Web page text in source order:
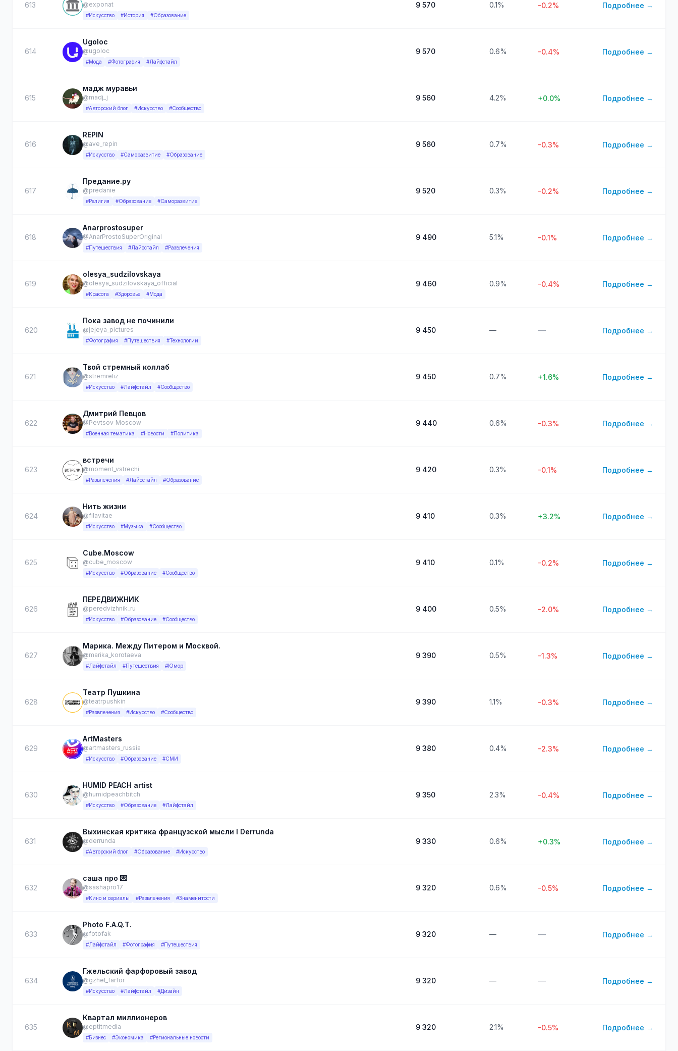
613 @exponat
#Искусство #История #Образование
9 570 0.1% -0.2% Подробнее →
614
Ugoloc
@ugoloc
#Мода #Фотография #Лайфстайл
9 570 0.6% -0.4% Подробнее →
615
мадж муравьи
@madj_j
#Авторский блог #Искусство #Сообщество
9 560 4.2% +0.0% Подробнее →
616
REPIN
@ave_repin
#Искусство #Саморазвитие #Образование
9 560 0.7% -0.3% Подробнее →
617
Предание.ру
@predanie
#Религия #Образование #Саморазвитие
9 520 0.3% -0.2% Подробнее →
618
Anarprostosuper
@AnarProstoSuperOriginal
#Путешествия #Лайфстайл #Развлечения
9 490 5.1% -0.1% Подробнее →
619
olesya_sudzilovskaya
@olesya_sudzilovskaya_official
#Красота #Здоровье #Мода
9 460 0.9% -0.4% Подробнее →
620
Пока завод не починили
@jejeya_pictures
#Фотография #Путешествия #Технологии
9 450 — — Подробнее →
621
Твой стремный коллаб
@stremreliz
#Искусство #Лайфстайл #Сообщество
9 450 0.7% +1.6% Подробнее →
622
Дмитрий Певцов
@Pevtsov_Moscow
#Военная тематика #Новости #Политика
9 440 0.6% -0.3% Подробнее →
623
встречи
@moment_vstrechi
#Развлечения #Лайфстайл #Образование
9 420 0.3% -0.1% Подробнее →
624
Нить жизни
@filavitae
#Искусство #Музыка #Сообщество
9 410 0.3% +3.2% Подробнее →
625
Cube.Moscow
@cube_moscow
#Искусство #Образование #Сообщество
9 410 0.1% -0.2% Подробнее →
626
ПЕРЕДВИЖНИК
@peredvizhnik_ru
#Искусство #Образование #Сообщество
9 400 0.5% -2.0% Подробнее →
627
Марика. Между Питером и Москвой.
@marika_korotaeva
#Лайфстайл #Путешествия #Юмор
9 390 0.5% -1.3% Подробнее →
628
Театр Пушкина
@teatrpushkin
#Развлечения #Искусство #Сообщество
9 390 1.1% -0.3% Подробнее →
629
ArtMasters
@artmasters_russia
#Искусство #Образование #СМИ
9 380 0.4% -2.3% Подробнее →
630
HUMID PEACH artist
@humidpeachbitch
#Искусство #Образование #Лайфстайл
9 350 2.3% -0.4% Подробнее →
631
Выхинская критика французской мысли I Derrunda
@derrunda
#Авторский блог #Образование #Искусство
9 330 0.6% +0.3% Подробнее →
632
саша про 💌
@sashapro17
#Кино и сериалы #Развлечения #Знаменитости
9 320 0.6% -0.5% Подробнее →
633
Photo F.A.Q.T.
@fotofak
#Лайфстайл #Фотография #Путешествия
9 320 — — Подробнее →
634
Гжельский фарфоровый завод
@gzhel_farfor
#Искусство #Лайфстайл #Дизайн
9 320 — — Подробнее →
635
Квартал миллионеров
@eptitmedia
#Бизнес #Экономика #Региональные новости
9 320 2.1% -0.5% Подробнее →